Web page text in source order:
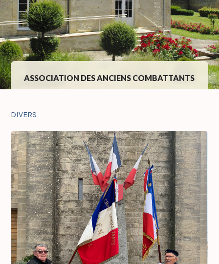
ASSOCIATION DES ANCIENS COMBATTANTS
DIVERS